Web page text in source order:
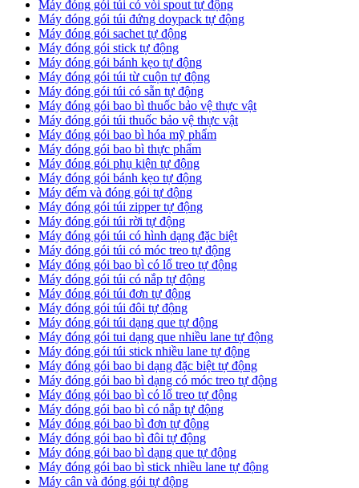
Máy đóng gói túi có vòi spout tự động
Máy đóng gói túi đứng doypack tự động
Máy đóng gói sachet tự động
Máy đóng gói stick tự động
Máy đóng gói bánh kẹo tự động
Máy đóng gói túi từ cuộn tự động
Máy đóng gói túi có sẵn tự động
Máy đóng gói bao bì thuốc bảo vệ thực vật
Máy đóng gói túi thuốc bảo vệ thực vật
Máy đóng gói bao bì hóa mỹ phẩm
Máy đóng gói bao bì thực phẩm
Máy đóng gói phụ kiện tự động
Máy đóng gói bánh kẹo tự động
Máy đếm và đóng gói tự động
Máy đóng gói túi zipper tự động
Máy đóng gói túi rời tự động
Máy đóng gói túi có hình dạng đặc biệt
Máy đóng gói túi có móc treo tự động
Máy đóng gói bao bì có lổ treo tự động
Máy đóng gói túi có nắp tự động
Máy đóng gói túi đơn tự động
Máy đóng gói túi đôi tự động
Máy đóng gói túi dạng que tự động
Máy đóng gói tui dạng que nhiều lane tự động
Máy đóng gói túi stick nhiều lane tự động
Máy đóng gói bao bi dạng đặc biệt tự động
Máy đóng gói bao bì dạng có móc treo tự động
Máy đóng gói bao bì có lổ treo tự động
Máy đóng gói bao bì có nắp tự động
Máy đóng gói bao bì đơn tự động
Máy đóng gói bao bì đôi tự động
Máy đóng gói bao bì dạng que tự động
Máy đóng gói bao bì stick nhiều lane tự động
Máy cân và đóng gói tự động